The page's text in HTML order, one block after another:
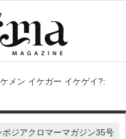
メン イケガー イケゲイ?:
ボジアクロマーマガジン35号